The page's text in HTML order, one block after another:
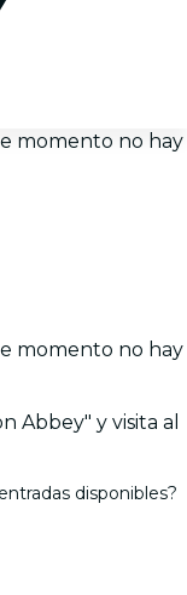
momento no hay
momento no hay
Abbey" y visita al
disponibles?